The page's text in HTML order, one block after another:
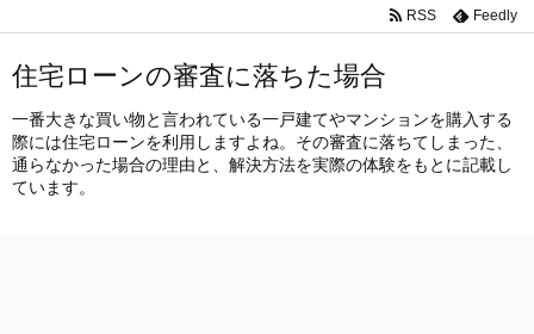
RSS Feedly
住宅ローンの審査に落ちた場合
一番大きな買い物と言われている一戸建てやマンションを購入する
際には住宅ローンを利用しますよね。その審査に落ちてしまった、
通らなかった場合の理由と、解決方法を実際の体験をもとに記載し
ています。